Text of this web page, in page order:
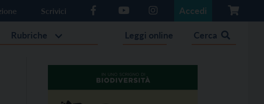
Scrivici Accedi
Rubriche Leggi online Cerca